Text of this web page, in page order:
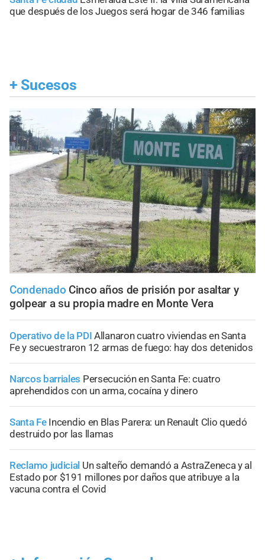
que después de los Juegos será hogar de 346 familias
+ Sucesos
Condenado Cinco años de prisión por asaltar y
golpear a su propia madre en Monte Vera
Operativo de la PDI Allanaron cuatro viviendas en Santa
Fe y secuestraron 12 armas de fuego: hay dos detenidos
Narcos barriales Persecución en Santa Fe: cuatro
aprehendidos con un arma, cocaína y dinero
Santa Fe Incendio en Blas Parera: un Renault Clio quedó
destruido por las llamas
Reclamo judicial Un salteño demandó a AstraZeneca y al
Estado por $191 millones por daños que atribuye a la
vacuna contra el Covid